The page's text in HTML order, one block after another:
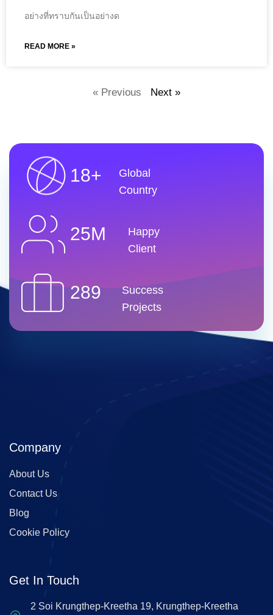
อย่างที่ทราบกันเป็นอย่างด
READ MORE »
« Previous Next »
18+
Global
Country
25M
Happy
Client
289
Success
Projects
Company
About Us
Contact Us
Blog
Cookie Policy
Get In Touch
2 Soi Krungthep-Kreetha 19, Krungthep-Kreetha